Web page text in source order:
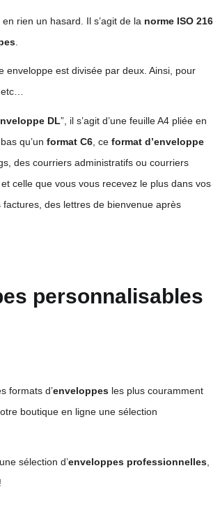
rien un hasard. Il s’agit de la norme ISO 216
enveloppe est divisée par deux. Ainsi, pour
, etc…
DL”, il s’agit d’une feuille A4 pliée en
qu’unformat C6 , ceformat d’enveloppe
des courriers administratifs ou courriers
celle que vous vous recevez le plus dans vos
des lettres de bienvenue après
personnalisables
formats d’enveloppes les plus couramment
boutique en ligne une sélection
sélection d’enveloppes professionnelles
!